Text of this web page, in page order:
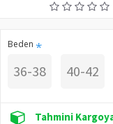
Beden
36-38 40-42
Tahmini